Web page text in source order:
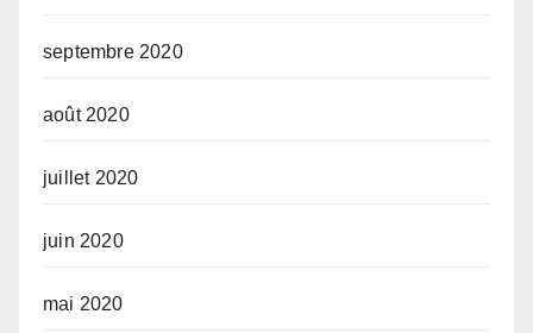
septembre 2020
août 2020
juillet 2020
juin 2020
mai 2020